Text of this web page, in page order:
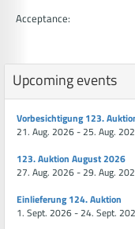
Acceptance:
Upcoming events
Vorbesichtigung 123.
21. Aug. 2026 - 25. Aug.
123. Auktion August 2026
27. Aug. 2026 - 29. Aug.
Einlieferung 124. Auktion
1. Sept. 2026 - 24. Sept.